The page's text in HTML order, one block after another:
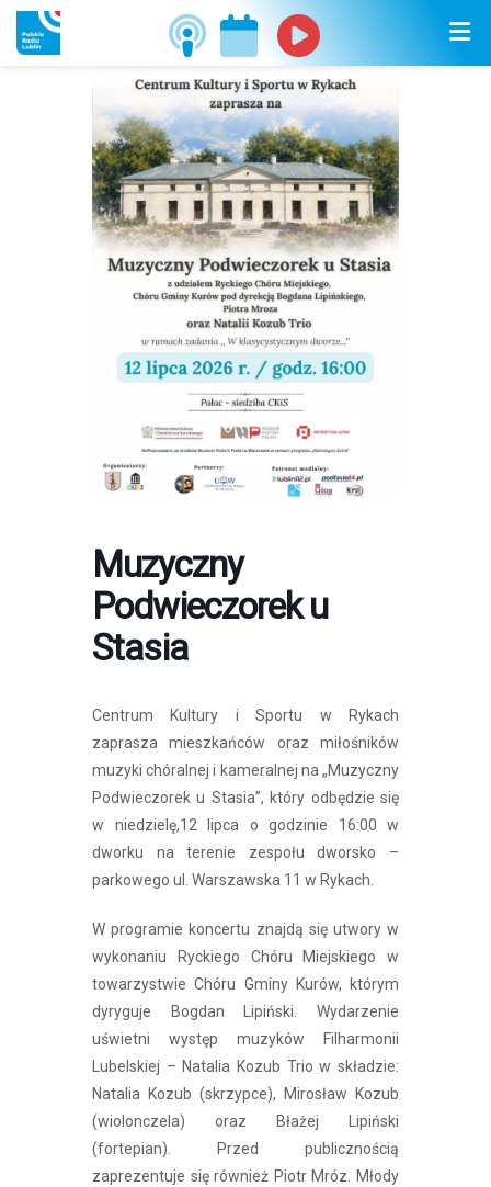
Muzyczny
Podwieczorek u
Stasia
Centrum Kultury i Sportu w Rykach
zaprasza mieszkańców oraz miłośników
muzyki chóralnej i kameralnej na „Muzyczny
Podwieczorek u Stasia”, który odbędzie się
w niedzielę,12 lipca o godzinie 16:00 w
dworku na terenie zespołu dworsko –
parkowego ul. Warszawska 11 w Rykach.
W programie koncertu znajdą się utwory w
wykonaniu Ryckiego Chóru Miejskiego w
towarzystwie Chóru Gminy Kurów, którym
dyryguje Bogdan Lipiński. Wydarzenie
uświetni występ muzyków Filharmonii
Lubelskiej – Natalia Kozub Trio w składzie:
Natalia Kozub (skrzypce), Mirosław Kozub
(wiolonczela) oraz Błażej Lipiński
(fortepian). Przed publicznością
zaprezentuje się również Piotr Mróz. Młody